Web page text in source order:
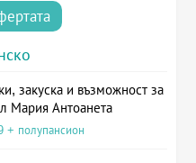
закуска и възможност за
Мария Антоанета
+ полупансион